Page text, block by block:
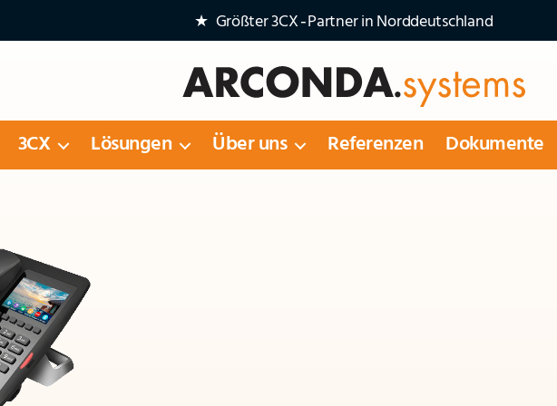
★ Größter 3CX‑Partner in Norddeutschland
Arconda
Systems
AG
3CX Lösungen Über uns Referenzen Dokumente